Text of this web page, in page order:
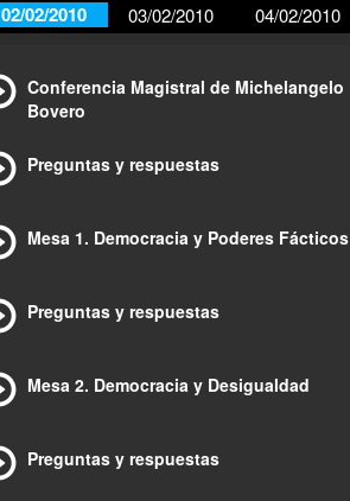
02/02/2010 03/02/2010 04/02/2010
Conferencia Magistral de Michelangelo
Bovero
Preguntas y respuestas
Mesa 1. Democracia y Poderes Fácticos
Preguntas y respuestas
Mesa 2. Democracia y Desigualdad
Preguntas y respuestas